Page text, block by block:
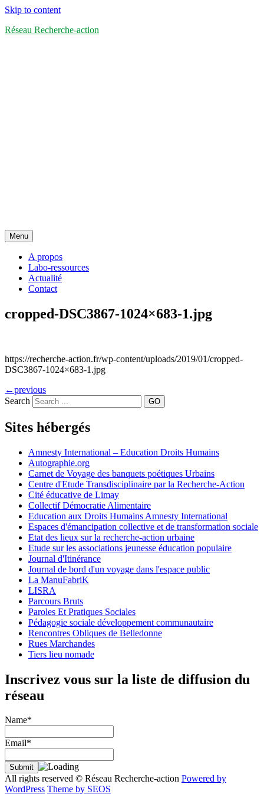
Skip to content
Réseau Recherche-action
Menu
A propos
Labo-ressources
Actualité
Contact
cropped-DSC3867-1024×683-1.jpg
https://recherche-action.fr/wp-content/uploads/2019/01/cropped-
DSC3867-1024×683-1.jpg
←previous
Search
Sites hébergés
Amnesty International – Education Droits Humains
Autographie.org
Carnet de Voyage des banquets poétiques Urbains
Centre d'Etude Transdisciplinaire par la Recherche-Action
Cité éducative de Limay
Collectif Démocratie Alimentaire
Education aux Droits Humains Amnesty International
Espaces d'émancipation collective et de transformation sociale
Etat des lieux sur la recherche-action urbaine
Etude sur les associations jeunesse éducation populaire
Journal d'Itinérance
Journal de bord d'un voyage dans l'espace public
La ManuFabriK
LISRA
Parcours Bruts
Paroles Et Pratiques Sociales
Pédagogie sociale développement communautaire
Rencontres Obliques de Belledonne
Rues Marchandes
Tiers lieu nomade
Inscrivez vous sur la liste de diffusion du
réseau
Name*
Email*
All rights reserved © Réseau Recherche-action Powered by
WordPress Theme by SEOS